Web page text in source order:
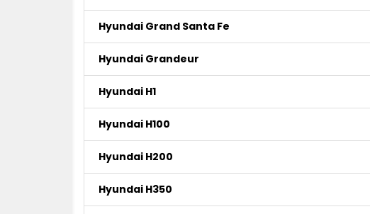
Hyundai Grand Santa Fe
Hyundai Grandeur
Hyundai H1
Hyundai H100
Hyundai H200
Hyundai H350